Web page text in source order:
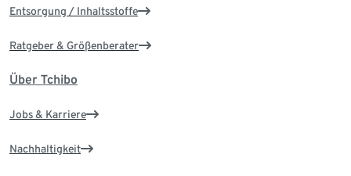
Entsorgung / Inhaltsstoffe
Ratgeber & Größenberater
Über Tchibo
Jobs & Karriere
Nachhaltigkeit